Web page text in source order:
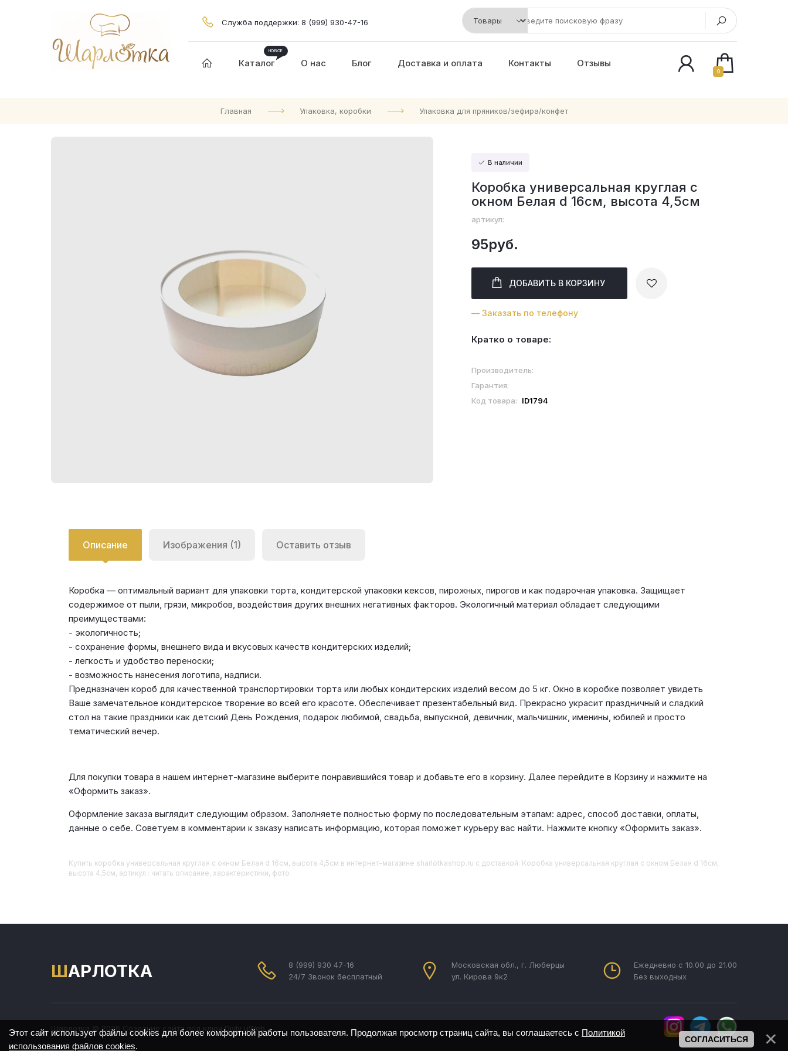
Служба поддержки: 8 (999) 930-47-16
Каталог О нас Блог Доставка и оплата Контакты Отзывы
0
Главная Упаковка, коробки Упаковка для пряников/зефира/конфет
В наличии
Коробка универсальная круглая с
окном Белая d 16см, высота 4,5см
артикул:
95руб.
ДОБАВИТЬ В КОРЗИНУ
— Заказать по телефону
Кратко о товаре:
Производитель:
Гарантия:
Код товара:
ID1794
Описание Изображения (1) Оставить отзыв
Коробка — оптимальный вариант для упаковки торта, кондитерской упаковки кексов, пирожных, пирогов и как подарочная упаковка. Защищает
содержимое от пыли, грязи, микробов, воздействия других внешних негативных факторов. Экологичный материал обладает следующими
преимуществами:
- экологичность;
- сохранение формы, внешнего вида и вкусовых качеств кондитерских изделий;
- легкость и удобство переноски;
- возможность нанесения логотипа, надписи.
Предназначен короб для качественной транспортировки торта или любых кондитерских изделий весом до 5 кг. Окно в коробке позволяет увидеть
Ваше замечательное кондитерское творение во всей его красоте. Обеспечивает презентабельный вид. Прекрасно украсит праздничный и сладкий
стол на такие праздники как детский День Рождения, подарок любимой, свадьба, выпускной, девичник, мальчишник, именины, юбилей и просто
тематический вечер.
Для покупки товара в нашем интернет-магазине выберите понравившийся товар и добавьте его в корзину. Далее перейдите в Корзину и нажмите на
«Оформить заказ».
Оформление заказа выглядит следующим образом. Заполняете полностью форму по последовательным этапам: адрес, способ доставки, оплаты,
данные о себе. Советуем в комментарии к заказу написать информацию, которая поможет курьеру вас найти. Нажмите кнопку «Оформить заказ».
Купить Коробка универсальная круглая с окном Белая d 16см, высота 4,5см в интернет-магазине sharlotkashop.ru с доставкой. Коробка универсальная круглая с окном Белая d 16см,
высота 4,5см, артикул : читать описание, характеристики, фото
ШАРЛОТКА
8 (999) 930 47-16
24/7 Звонок бесплатный
Московская обл., г. Люберцы
ул. Кирова 9к2
Ежедневно с 10.00 до 21.00
Без выходных
Шарлотка © 2026 Создание сайта под ключ Divly uWeb
Этот сайт использует файлы cookies для более комфортной работы пользователя. Продолжая просмотр страниц сайта, вы соглашаетесь с Политикой
использования файлов cookies.
СОГЛАСИТЬСЯ